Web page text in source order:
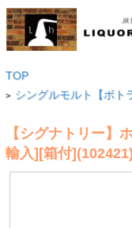
TOP
> シングルモルト【ボト
【シグナトリー】
輸入][箱付](102421)